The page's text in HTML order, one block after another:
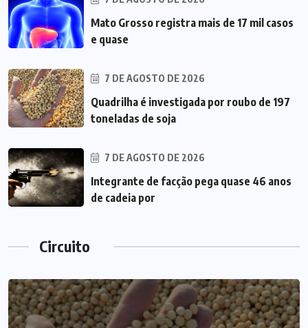
Mato Grosso registra mais de 17 mil casos
e quase
7 DE AGOSTO DE 2026
Quadrilha é investigada por roubo de 197
toneladas de soja
7 DE AGOSTO DE 2026
Integrante de facção pega quase 46 anos
de cadeia por
Circuito